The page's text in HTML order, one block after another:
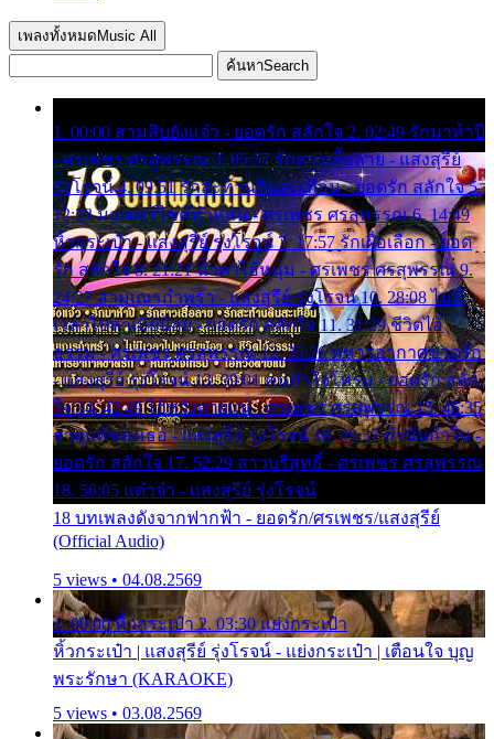
เพลงทั้งหมด Music All
ค้นหาSearch
1. 00:00 สามสิบยังแจ๋ว - ยอดรัก สลักใจ 2. 02:49 รักมาห้าปี
- ศรเพชร ศรสุพรรณ 3. 05:57 รักสาวเสื้อลาย - แสงสุรีย์
รุ่งโรจน์ 4. 09:51 รักสะท้านดินสะเทือน - ยอดรัก สลักใจ 5.
12:23 มอเตอร์ไซค์ทำหล่น - ศรเพชร ศรสุพรรณ 6. 14:49
หิ้วกระเป๋า - แสงสุรีย์ รุ่งโรจน์ 7. 17:57 รักเผื่อเลือก - ยอด
รัก สลักใจ 8. 21:21 น้ำตาไอ้หนุ่ม - ศรเพชร ศรสุพรรณ 9.
24:27 สามเณรกำพร้า - แสงสุรีย์ รุ่งโรจน์ 10. 28:08 ไม่มี
เวลาไปหาเมียน้อย - ยอดรัก สลักใจ 11. 31:29 ชีวิตไอ้
ธรรม - ศรเพชร ศรสุพรรณ 12. 35:26 ทหารอากาศขาดรัก
- แสงสุรีย์ รุ่งโรจน์ 13. 39:01 คนหัวใจโทรม - ยอดรัก สลัก
ใจ 14. 42:49 ไอ้หวังตายแน่ - ศรเพชร ศรสุพรรณ 15. 46:35
ธาตุแท้ของเธอ - แสงสุรีย์ รุ่งโรจน์ 16. 49:57 กำนันกำใน -
ยอดรัก สลักใจ 17. 52:29 สาวบริสุทธิ์ - ศรเพชร ศรสุพรรณ
18. 56:05 แต๋วจ๋า - แสงสุรีย์ รุ่งโรจน์
18 บทเพลงดังจากฟากฟ้า - ยอดรัก/ศรเพชร/แสงสุรีย์
(Official Audio)
5 views • 04.08.2569
1. 00:00 หิ้วกระเป๋า 2. 03:30 แย่งกระเป๋า
หิ้วกระเป๋า | แสงสุรีย์ รุ่งโรจน์ - แย่งกระเป๋า | เตือนใจ บุญ
พระรักษา (KARAOKE)
5 views • 03.08.2569